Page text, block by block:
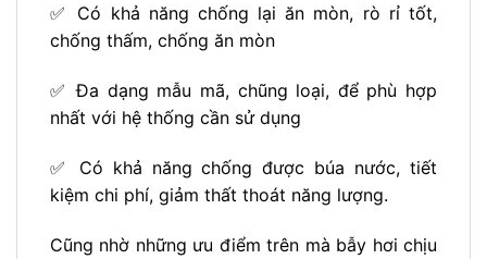
✅ Có khả năng chống lại ăn mòn, rò rỉ tốt,
chống thấm, chống ăn mòn
✅ Đa dạng mẫu mã, chũng loại, để phù hợp
nhất với hệ thống cần sử dụng
✅ Có khả năng chống được búa nước, tiết
kiệm chi phí, giảm thất thoát năng lượng.
Cũng nhờ những ưu điểm trên mà bẫy hơi chịu